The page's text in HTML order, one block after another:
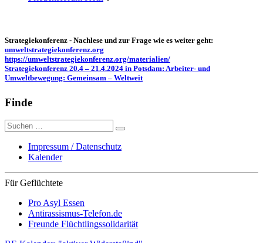
Strategiekonferenz - Nachlese und zur Frage wie es weiter geht:
umweltstrategiekonferenz.org
https://umweltstrategiekonferenz.org/materialien/
Strategiekonferenz 20.4 – 21.4.2024 in Potsdam: Arbeiter- und
Umweltbewegung: Gemeinsam – Weltweit
Finde
Suche
nach:
Impressum / Datenschutz
Kalender
Für Geflüchtete
Pro Asyl Essen
Antirassismus-Telefon.de
Freunde Flüchtlingssolidarität